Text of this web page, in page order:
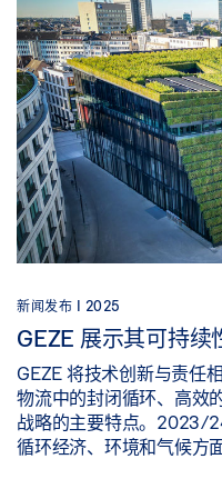
新闻发布 | 2025
GEZE 展示其可持续
GEZE 将技术创新与责任
物流中的封闭循环、高效
战略的主要特点。2023/
循环经济、环境和气候方